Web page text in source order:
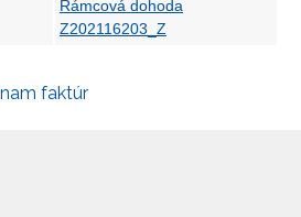
Rámcová dohoda
Z202116203_Z
faktúr